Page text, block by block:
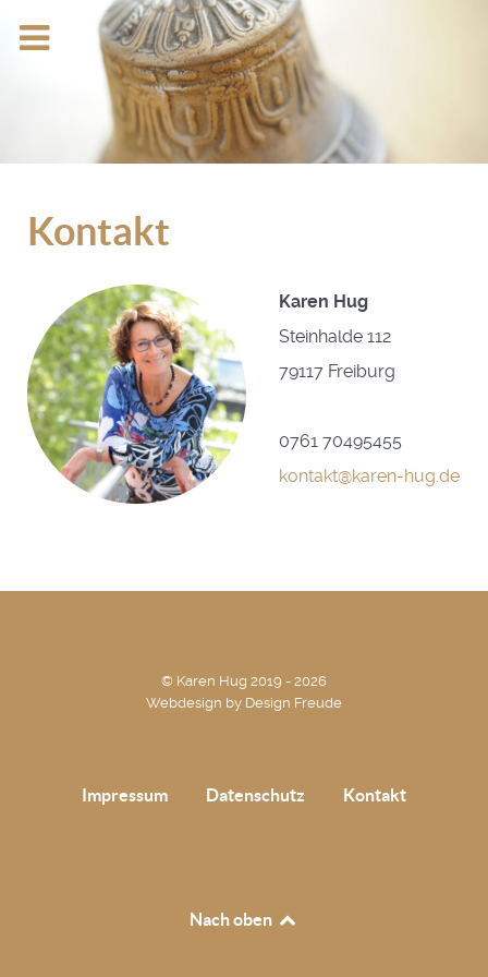
Kontakt
Karen Hug
Steinhalde 112
79117 Freiburg
0761 70495455
kontakt@karen-hug.de
© Karen Hug 2019 - 2026
Webdesign by Design Freude
Impressum Datenschutz Kontakt
Nach oben